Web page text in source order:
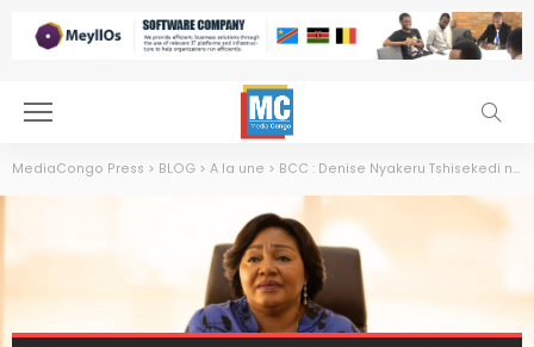
MediaCongo Press > BLOG > A la une > BCC : Denise Nyakeru Tshisekedi note un pas géant vers la parité avec la nomination de deux femmes